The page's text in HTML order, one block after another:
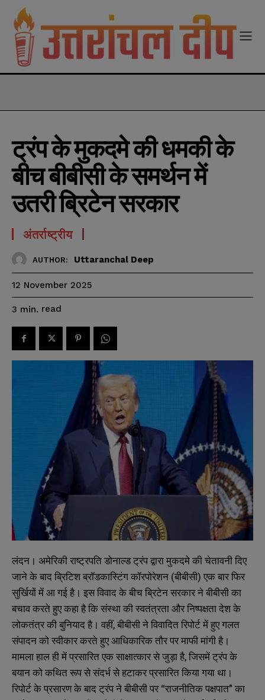
ट्रंप के मुकदमे की धमकी के
बीच बीबीसी के समर्थन में
उतरी ब्रिटेन सरकार
अंतर्राष्ट्रीय
AUTHOR: Uttaranchal Deep
12 November 2025
3 min. read
लंदन। अमेरिकी राष्ट्रपति डोनाल्ड ट्रंप द्वारा मुकदमे की चेतावनी दिए
जाने के बाद ब्रिटिश ब्रॉडकास्टिंग कॉरपोरेशन (बीबीसी) एक बार फिर
सुर्खियों में आ गई है। इस विवाद के बीच ब्रिटेन सरकार ने बीबीसी का
बचाव करते हुए कहा है कि संस्था की स्वतंत्रता और निष्पक्षता देश के
लोकतंत्र की बुनियाद है। वहीं, बीबीसी ने विवादित रिपोर्ट में हुए गलत
संपादन को स्वीकार करते हुए आधिकारिक तौर पर माफी मांगी है।
मामला हाल ही में प्रसारित एक साक्षात्कार से जुड़ा है, जिसमें ट्रंप के
बयान को कथित रूप से संदर्भ से हटाकर प्रसारित किया गया था।
रिपोर्ट के प्रसारण के बाद ट्रंप ने बीबीसी पर “राजनीतिक पक्षपात” का